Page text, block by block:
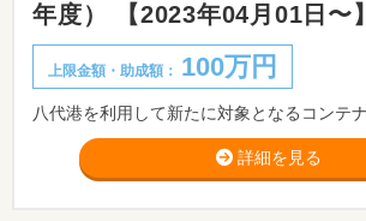
年度） 【2023年04月01日〜】
上限金額・助成額： 100万円
詳細を見る